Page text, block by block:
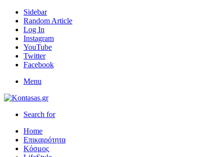
Sidebar
Random Article
Log In
Instagram
YouTube
Twitter
Facebook
Menu
Search for
Home
Επικαιρότητα
Κόσμος